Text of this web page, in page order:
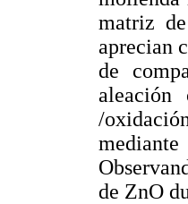
matriz
aprecian
de
aleación
/
de ZnO